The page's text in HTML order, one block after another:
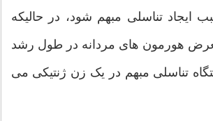
ایجاد تناسلی مبهم شود، در حالیکه
هورمون های مردانه در طول رشد
تناسلی مبهم در یک زن ژنتیکی می